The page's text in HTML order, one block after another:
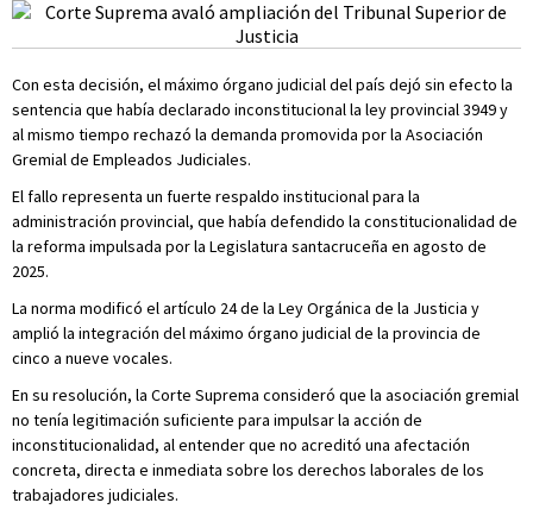
Con esta decisión, el máximo órgano judicial del país dejó sin efecto la
sentencia que había declarado inconstitucional la ley provincial 3949 y
al mismo tiempo rechazó la demanda promovida por la Asociación
Gremial de Empleados Judiciales.
El fallo representa un fuerte respaldo institucional para la
administración provincial, que había defendido la constitucionalidad de
la reforma impulsada por la Legislatura santacruceña en agosto de
2025.
La norma modificó el artículo 24 de la Ley Orgánica de la Justicia y
amplió la integración del máximo órgano judicial de la provincia de
cinco a nueve vocales.
En su resolución, la Corte Suprema consideró que la asociación gremial
no tenía legitimación suficiente para impulsar la acción de
inconstitucionalidad, al entender que no acreditó una afectación
concreta, directa e inmediata sobre los derechos laborales de los
trabajadores judiciales.